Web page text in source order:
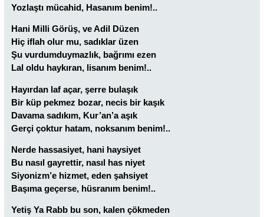
Yozlaştı mücahid, Hasanım benim!..
Hani Milli Görüş, ve Adil Düzen
Hiç iflah olur mu, sadıklar üzen
Şu vurdumduymazlık, bağrımı ezen
Lal oldu haykıran, lisanım benim!..
Hayırdan laf açar, şerre bulaşık
Bir küp pekmez bozar, necis bir kaşık
Davama sadıkım, Kur’an’a aşık
Gerçi çoktur hatam, noksanım benim!..
Nerde hassasiyet, hani haysiyet
Bu nasıl gayrettir, nasıl has niyet
Siyonizm’e hizmet, eden şahsiyet
Başıma geçerse, hüsranım benim!..
Yetiş Ya Rabb bu son, kalen çökmeden